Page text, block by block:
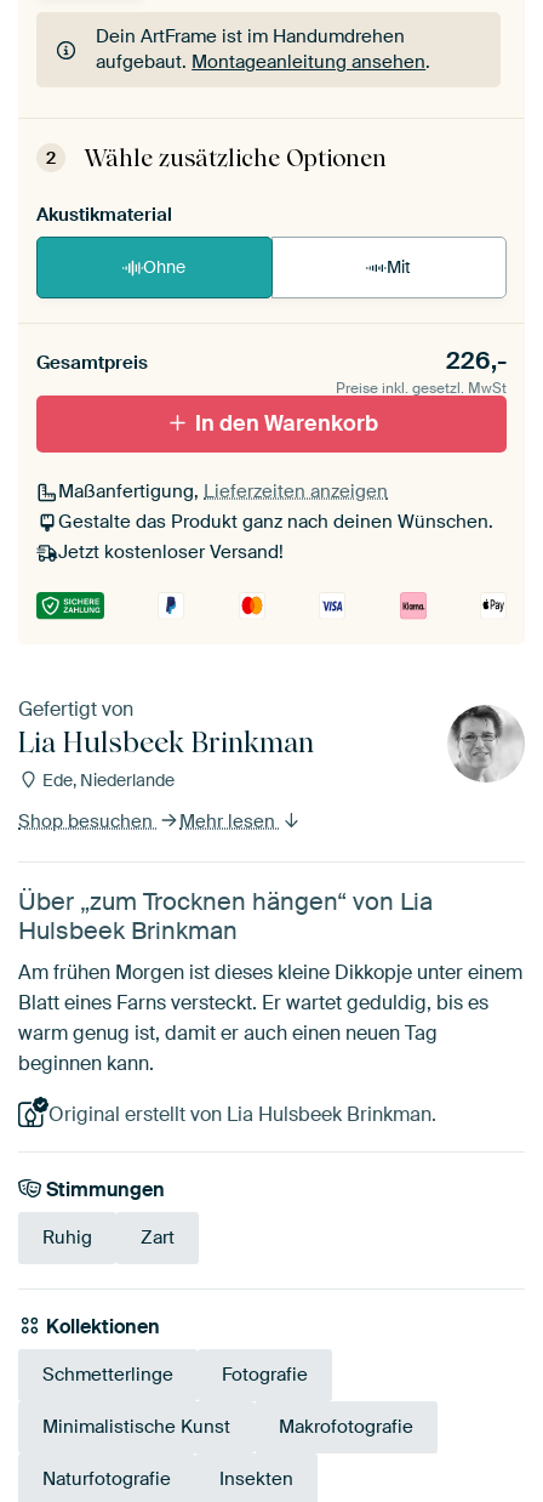
Dein ArtFrame ist im Handumdrehen
aufgebaut. Montageanleitung ansehen.
Dein ArtFrame ist im Handumdrehen
aufgebaut.Montageanleitung ansehen
2 Wähle zusätzliche Optionen
Akustikmaterial
Ohne Mit
Gesamtpreis 226,-
Preise inkl. gesetzl. MwSt
In den Warenkorb
Maßanfertigung, Lieferzeiten anzeigen
Gestalte das Produkt ganz nach deinen Wünschen.
Jetzt kostenloser Versand!
Gefertigt von
Lia Hulsbeek Brinkman
Ede, Niederlande
Shop besuchen Mehr lesen
Über „zum Trocknen hängen“ von Lia
Hulsbeek Brinkman
Am frühen Morgen ist dieses kleine Dikkopje unter einem
Blatt eines Farns versteckt. Er wartet geduldig, bis es
warm genug ist, damit er auch einen neuen Tag
beginnen kann.
Original erstellt von Lia Hulsbeek Brinkman.
Stimmungen
Ruhig Zart
Kollektionen
Schmetterlinge Fotografie
Minimalistische Kunst Makrofotografie
Naturfotografie Insekten